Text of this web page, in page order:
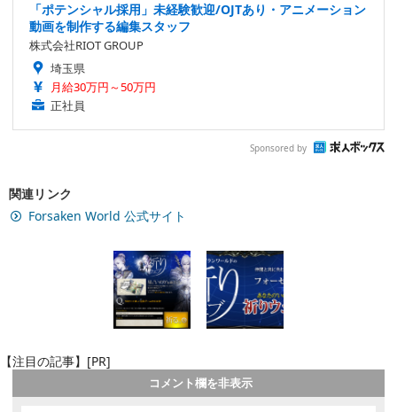
「ポテンシャル採用」未経験歓迎/OJTあり・アニメーション
動画を制作する編集スタッフ
株式会社RIOT GROUP
埼玉県
月給30万円～50万円
正社員
Sponsored by
関連リンク
Forsaken World 公式サイト
【注目の記事】[PR]
コメント欄を非表示